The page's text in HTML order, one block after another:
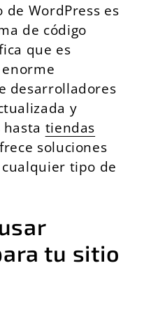
WordPress es
de código
que es
desarrolladores
y
tiendas
soluciones
tipo de
tu sitio